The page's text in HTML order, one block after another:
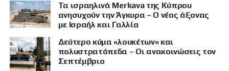
Τα ισραηλινά Merkava της Κύπρου
ανησυχούν την Άγκυρα – Ο νέος άξονας
με Ισραήλ και Γαλλία
Δεύτερο κύμα «λουκέτων» και
πολυστρατόπεδα – Οι ανακοινώσεις τον
Σεπτέμβριο